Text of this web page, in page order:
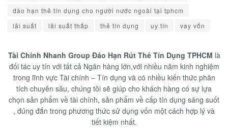
đáo hạn thẻ tín dụng cho người nước ngoài tại tphcm
lãi suất
lãi suất thấp thẻ tín dụng uy tín vay vốn
Tài Chính Nhanh Group Đáo Hạn Rút Thẻ Tín Dụng TPHCM là
đối tác uy tín với tất cả Ngân hàng lớn,với nhiều năm kinh nghiệm
trong lĩnh vực Tài chính – Tín dụng và có nhiều kiến thức phân
tích chuyên sâu, chúng tôi sẽ giúp cho khách hàng có sự lựa
chọn sản phẩm về tài chính, sản phẩm về cấp tín dụng sáng suốt
, đúng đắn trong phương thức sử dụng vốn một cách hợp lý và
tiết kiệm nhất.